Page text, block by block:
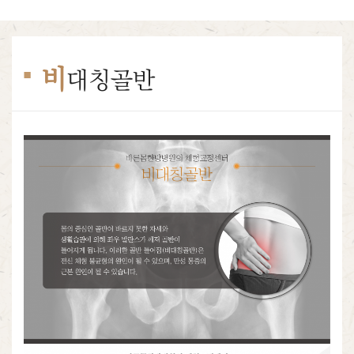
비 대칭골반